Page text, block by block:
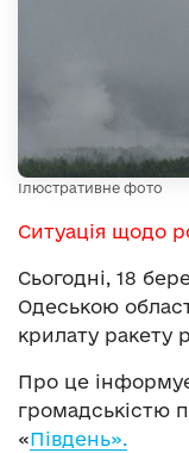
Ілюстративне фото
Ситуація щодо
Сьогодні, 18
Одеською
крилату ракету
Про це інформує
громадськістю
«Південь».